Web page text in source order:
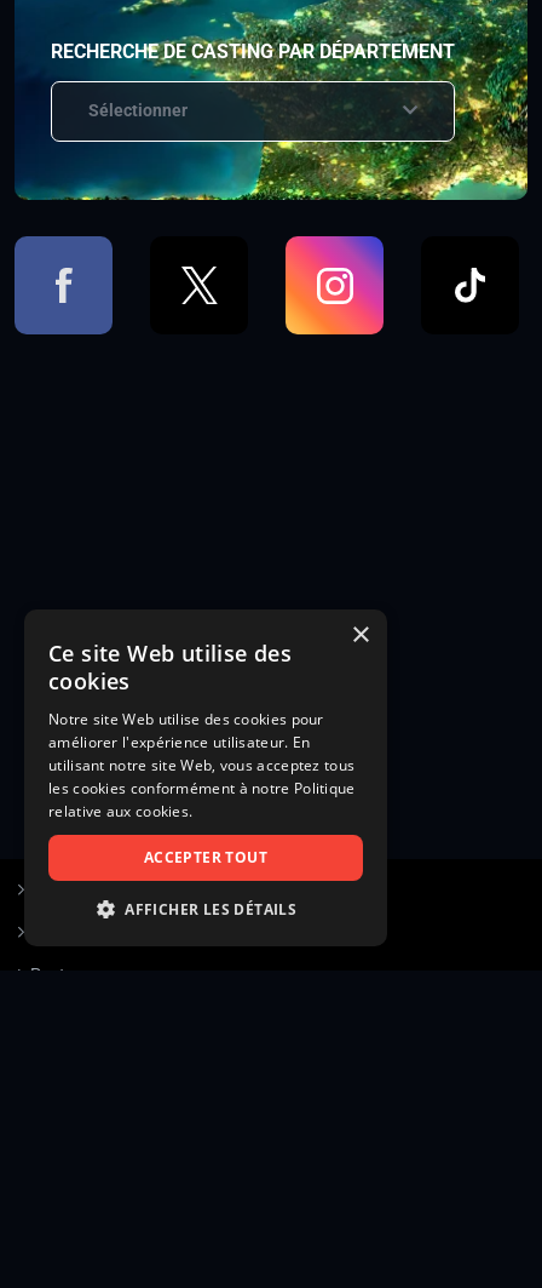
RECHERCHE DE CASTING PAR DÉPARTEMENT
Sélectionner
Poster une annonce
×
Ce site Web utilise des
cookies
Notre site Web utilise des cookies pour
améliorer l'expérience utilisateur. En
utilisant notre site Web, vous acceptez tous
les cookies conformément à notre Politique
relative aux cookies.
ACCEPTER TOUT
AFFICHER LES DÉTAILS